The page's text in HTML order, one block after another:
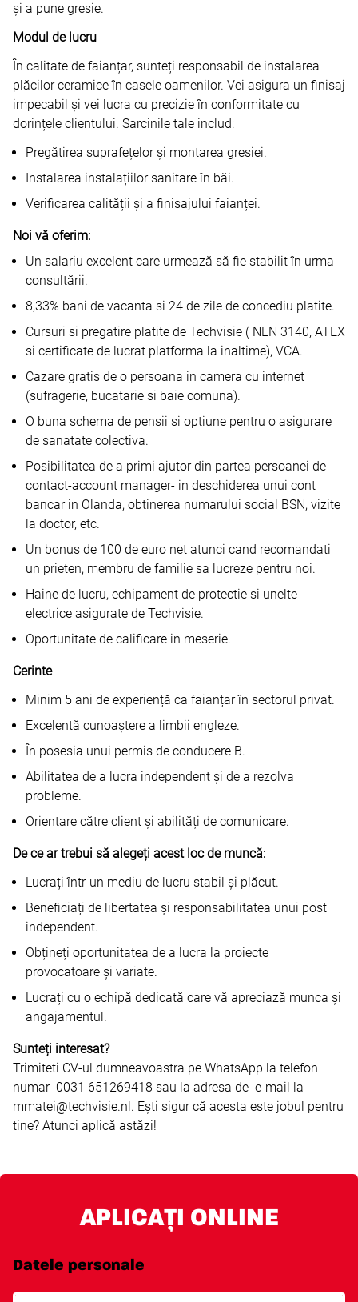
și a pune gresie.
Modul de lucru
În calitate de faianțar, sunteți responsabil de instalarea
plăcilor ceramice în casele oamenilor. Vei asigura un finisaj
impecabil și vei lucra cu precizie în conformitate cu
dorințele clientului. Sarcinile tale includ:
Pregătirea suprafețelor și montarea gresiei.
Instalarea instalațiilor sanitare în băi.
Verificarea calității și a finisajului faianței.
Noi vă oferim:
Un salariu excelent care urmează să fie stabilit în urma
consultării.
8,33% bani de vacanta si 24 de zile de concediu platite.
Cursuri si pregatire platite de Techvisie ( NEN 3140, ATEX
si certificate de lucrat platforma la inaltime), VCA.
Cazare gratis de o persoana in camera cu internet
(sufragerie, bucatarie si baie comuna).
O buna schema de pensii si optiune pentru o asigurare
de sanatate colectiva.
Posibilitatea de a primi ajutor din partea persoanei de
contact-account manager- in deschiderea unui cont
bancar in Olanda, obtinerea numarului social BSN, vizite
la doctor, etc.
Un bonus de 100 de euro net atunci cand recomandati
un prieten, membru de familie sa lucreze pentru noi.
Haine de lucru, echipament de protectie si unelte
electrice asigurate de Techvisie.
Oportunitate de calificare in meserie.
Cerinte
Minim 5 ani de experiență ca faianțar în sectorul privat.
Excelentă cunoaștere a limbii engleze.
În posesia unui permis de conducere B.
Abilitatea de a lucra independent și de a rezolva
probleme.
Orientare către client și abilități de comunicare.
De ce ar trebui să alegeți acest loc de muncă:
Lucrați într-un mediu de lucru stabil și plăcut.
Beneficiați de libertatea și responsabilitatea unui post
independent.
Obțineți oportunitatea de a lucra la proiecte
provocatoare și variate.
Lucrați cu o echipă dedicată care vă apreciază munca și
angajamentul.
Sunteți interesat?
Trimiteti CV-ul dumneavoastra pe WhatsApp la telefon
numar 0031 651269418 sau la adresa de e-mail la
mmatei@techvisie.nl. Ești sigur că acesta este jobul pentru
tine? Atunci aplică astăzi!
APLICAȚI ONLINE
Datele personale